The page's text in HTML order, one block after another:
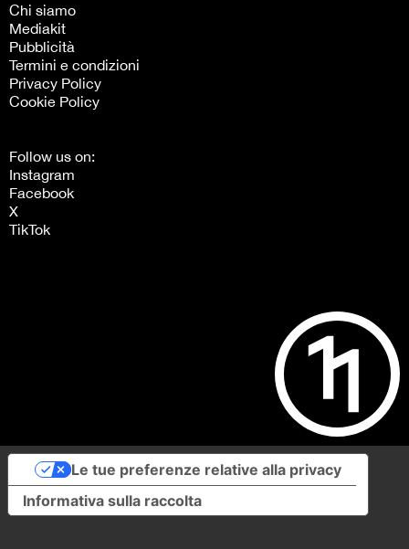
Chi siamo
Mediakit
Pubblicità
Termini e condizioni
Privacy Policy
Cookie Policy
Follow us on:
Instagram
Facebook
X
TikTok
Informativa sulla raccolta
Le tue preferenze relative alla privacy